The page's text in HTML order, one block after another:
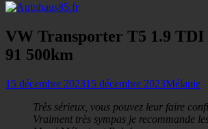
VW Transporter T5 1.9 TDI
91 500km
Posted
15 décembre 202315 décembre 2023Author
Mélanie
Très sérieux, vous pouvez leur faire
Vraiment très sympas je recommande